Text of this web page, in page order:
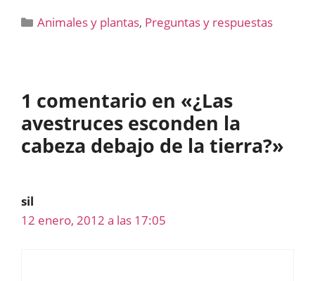
Categorías
Animales y plantas, Preguntas y respuestas
1 comentario en «¿Las
avestruces esconden la
cabeza debajo de la tierra?»
sil
12 enero, 2012 a las 17:05